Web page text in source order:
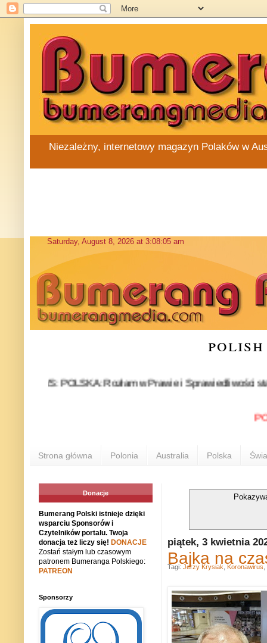
Niezależny, internetowy magazyn Polaków w
POLSKA: Rozłam w Prawie i Sprawiedliwości stał się
Strona główna Polonia Australia Polska
piątek, 3 kwietnia
Bajka na
Tagi: Jerzy Krysiak Koronawirus
Donacje
Bumerang Polski istnieje dzięki
wsparciu Sponsorów i
Czytelników portalu. Twoja
donacja też liczy się! DONACJE
Zostań stałym lub czasowym
patronem Bumeranga Polskiego:
PATREON
Sponsorzy